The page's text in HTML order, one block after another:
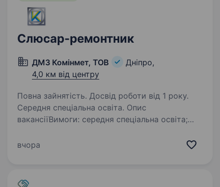
Слюсар-ремонтник
ДМЗ Комінмет, ТОВ
Дніпро,
4,0 км від центру
Повна зайнятість. Досвід роботи від 1 року.
Середня спеціальна освіта. Опис
вакансіїВимоги: середня спеціальна освіта;
механізмів. Умови роботи: п’ятиденний
вчора